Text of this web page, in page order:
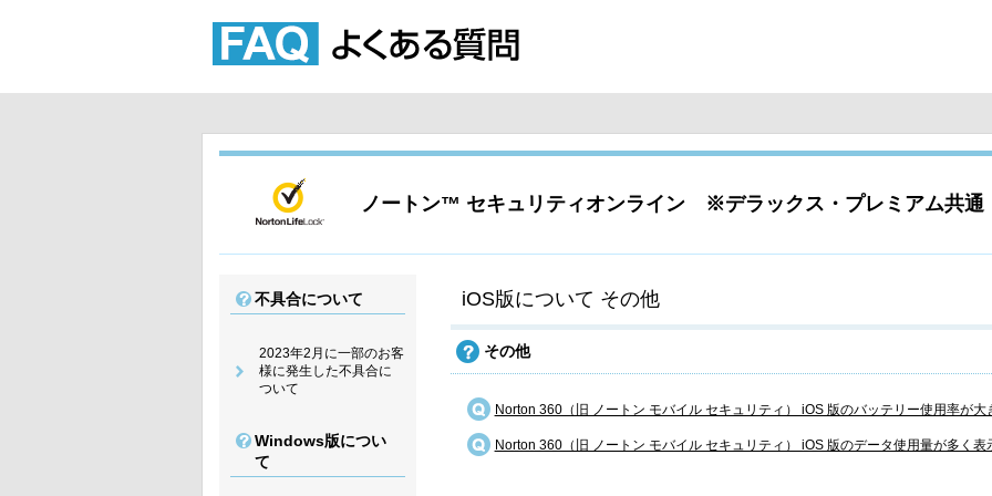
ノートン™ セキュリティオンライン ※デラックス・プレミアム共通
iOS版について その他
その他
Norton 360（旧 ノートン モバイル セキュリティ） iOS 版のバッテリー使用率が
Norton 360（旧 ノートン モバイル セキュリティ） iOS 版のデータ使用量が多く表
不具合について
2023年2月に一部のお客
様に発生した不具合に
ついて
Windows版につい
て